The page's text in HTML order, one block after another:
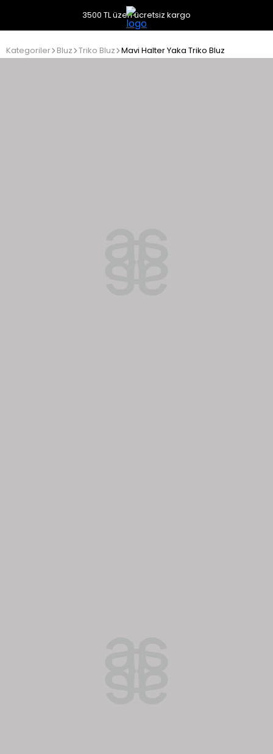
3500 TL üzeri ücretsiz kargo
Kategoriler Bluz Triko Bluz Mavi Halter Yaka Triko Bluz